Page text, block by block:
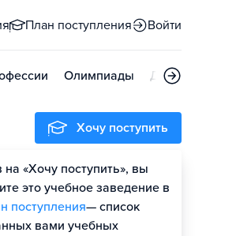
План поступления Войти
Олимпиады Дни открытых
Хочу поступить
«Хочу поступить», вы
это учебное заведение в
поступления— список
вами учебных
Оценить шансы